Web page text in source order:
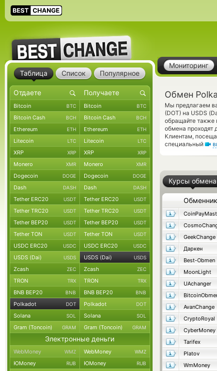
Мониторинг
Обмен
Мы предлагаем
(DOT) на USDS
обращайте
обмена проходят
Клиентам,
специальный
Курсы обмена
Обменник
GeekChange
Даркен
Best-Obmen
MoonLight
UAchanger
AvanChange
CryptoRoyal
CyberMoney
Tarifex
Platov
WmMoney
Таблица Список Популярное
Bitcoin BTC Bitcoin BTC
Bitcoin Cash BCH Bitcoin Cash BCH
Ethereum ETH Ethereum ETH
Litecoin LTC Litecoin LTC
XRP XRP XRP XRP
Monero XMR Monero XMR
Dogecoin DOGE Dogecoin DOGE
Dash DASH Dash DASH
Tether ERC20 USDT Tether ERC20 USDT
Tether TRC20 USDT Tether TRC20 USDT
Tether BEP20 USDT Tether BEP20 USDT
Tether TON USDT Tether TON USDT
USDC ERC20 USDC USDC ERC20 USDC
USDS (Dai) USDS USDS (Dai) USDS
Zcash ZEC Zcash ZEC
TRON TRX TRON TRX
BNB BEP20 BNB BNB BEP20 BNB
Polkadot DOT Polkadot DOT
Solana SOL Solana SOL
Gram (Toncoin) GRAM Gram (Toncoin) GRAM
Электронные деньги
WebMoney WMZ WebMoney WMZ
ЮMoney RUB ЮMoney RUB